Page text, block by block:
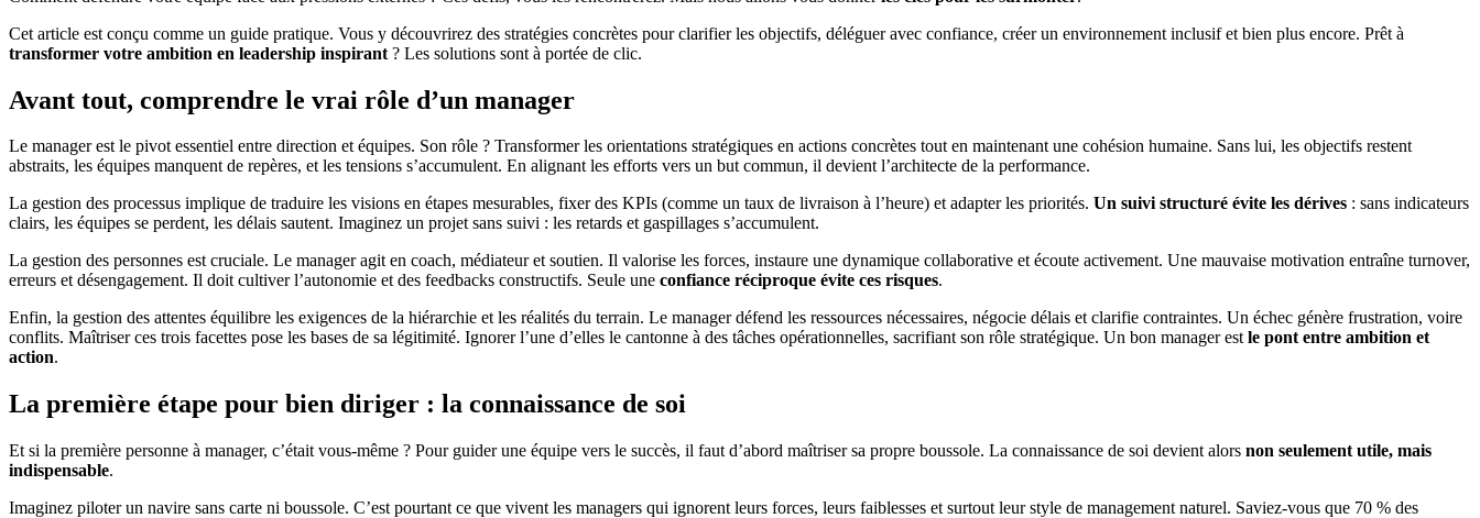
Cet article est conçu comme un guide pratique. Vous y découvrirez des stratégies concrètes pour clarifier les objectifs, déléguer avec confiance, créer un environnement inclusif et bien plus encore. Prêt à
transformer votre ambition en leadership inspirant ? Les solutions sont à portée de clic.
Avant tout, comprendre le vrai rôle d’un manager
Le manager est le pivot essentiel entre direction et équipes. Son rôle ? Transformer les orientations stratégiques en actions concrètes tout en maintenant une cohésion humaine. Sans lui, les objectifs restent
abstraits, les équipes manquent de repères, et les tensions s’accumulent. En alignant les efforts vers un but commun, il devient l’architecte de la performance.
La gestion des processus implique de traduire les visions en étapes mesurables, fixer des KPIs (comme un taux de livraison à l’heure) et adapter les priorités. Un suivi structuré évite les dérives : sans indicateurs
clairs, les équipes se perdent, les délais sautent. Imaginez un projet sans suivi : les retards et gaspillages s’accumulent.
La gestion des personnes est cruciale. Le manager agit en coach, médiateur et soutien. Il valorise les forces, instaure une dynamique collaborative et écoute activement. Une mauvaise motivation entraîne turnover,
erreurs et désengagement. Il doit cultiver l’autonomie et des feedbacks constructifs. Seule une confiance réciproque évite ces risques.
Enfin, la gestion des attentes équilibre les exigences de la hiérarchie et les réalités du terrain. Le manager défend les ressources nécessaires, négocie délais et clarifie contraintes. Un échec génère frustration, voire
conflits. Maîtriser ces trois facettes pose les bases de sa légitimité. Ignorer l’une d’elles le cantonne à des tâches opérationnelles, sacrifiant son rôle stratégique. Un bon manager estle pont entre ambition et
action.
La première étape pour bien diriger : la connaissance de soi
Et si la première personne à manager, c’était vous-même ? Pour guider une équipe vers le succès, il faut d’abord maîtriser sa propre boussole. La connaissance de soi devient alors non seulement utile, mais
indispensable.
Imaginez piloter un navire sans carte ni boussole. C’est pourtant ce que vivent les managers qui ignorent leurs forces, leurs faiblesses et surtout leur style de management naturel. Saviez-vous que 70 % des